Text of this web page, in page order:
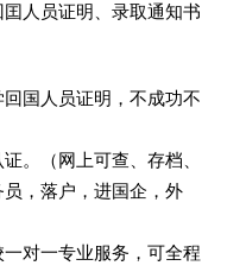
人员证明、录取通知书
国人员证明，不成功不
。（网上可查、存档、
，落户，进国企，外
对一专业服务，可全程